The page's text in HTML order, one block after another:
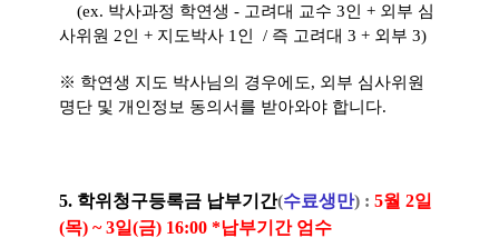
(ex. 박사과정 학연생 - 고려대 교수 3인 + 외부 심
사위원 2인 + 지도박사 1인 / 즉 고려대 3 + 외부 3)
※ 학연생 지도 박사님의 경우에도, 외부 심사위원
명단 및 개인정보 동의서를 받아와야 합니다.
5. 학위청구등록금 납부기간(수료생만) : 5월 2일
(목) ~ 3일(금) 16:00 *납부기간 엄수